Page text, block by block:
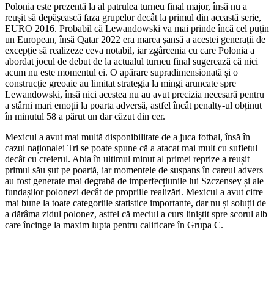
Polonia este prezentă la al patrulea turneu final major, însă nu a
reușit să depășească faza grupelor decât la primul din această serie,
EURO 2016. Probabil că Lewandowski va mai prinde încă cel puțin
un European, însă Qatar 2022 era marea șansă a acestei generații de
excepție să realizeze ceva notabil, iar zgârcenia cu care Polonia a
abordat jocul de debut de la actualul turneu final sugerează că nici
acum nu este momentul ei. O apărare supradimensionată și o
construcție greoaie au limitat strategia la mingi aruncate spre
Lewandowski, însă nici acestea nu au avut precizia necesară pentru
a stârni mari emoții la poarta adversă, astfel încât penalty-ul obținut
în minutul 58 a părut un dar căzut din cer.
Mexicul a avut mai multă disponibilitate de a juca fotbal, însă în
cazul naționalei Tri se poate spune că a atacat mai mult cu sufletul
decât cu creierul. Abia în ultimul minut al primei reprize a reușit
primul său șut pe poartă, iar momentele de suspans în careul advers
au fost generate mai degrabă de imperfecțiunile lui Szczensey și ale
fundașilor polonezi decât de propriile realizări. Mexicul a avut cifre
mai bune la toate categoriile statistice importante, dar nu și soluții de
a dărâma zidul polonez, astfel că meciul a curs liniștit spre scorul alb
care încinge la maxim lupta pentru calificare în Grupa C.